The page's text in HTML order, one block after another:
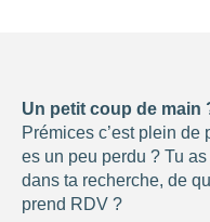
Un petit coup de main
Prémices c’est plein de
es un peu perdu ? Tu
dans ta recherche, de
prend RDV ?
Choisir
BUDGET DE LA
PRESTATION